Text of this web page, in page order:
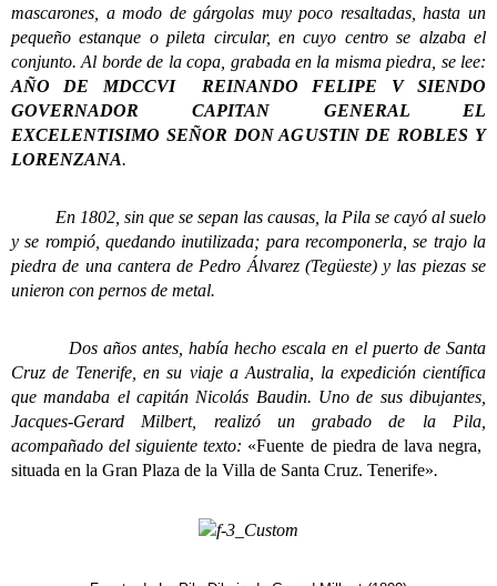
mascarones, a modo de gárgolas muy poco resaltadas, hasta un
pequeño estanque o pileta circular, en cuyo centro se alzaba el
conjunto. Al borde de la copa, grabada en la misma piedra, se lee:
AÑO DE MDCCVI REINANDO FELIPE V SIENDO
GOVERNADOR CAPITAN GENERAL EL
EXCELENTISIMO SEÑOR DON AGUSTIN DE ROBLES Y
LORENZANA.
En 1802, sin que se sepan las causas, la Pila se cayó al suelo
y se rompió, quedando inutilizada; para recomponerla, se trajo la
piedra de una cantera de Pedro Álvarez (Tegüeste) y las piezas se
unieron con pernos de metal.
Dos años antes, había hecho escala en el puerto de Santa
Cruz de Tenerife, en su viaje a Australia, la expedición científica
que mandaba el capitán Nicolás Baudin. Uno de sus dibujantes,
Jacques-Gerard Milbert, realizó un grabado de la Pila,
acompañado del siguiente texto: «Fuente de piedra de lava negra,
situada en la Gran Plaza de la Villa de Santa Cruz. Tenerife».